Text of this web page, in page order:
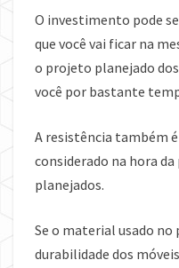
O investimento pode
que você vai ficar na
o projeto planejado
você por bastante
A resistência também
considerado na hora
planejados.
Se o material usado
durabilidade dos